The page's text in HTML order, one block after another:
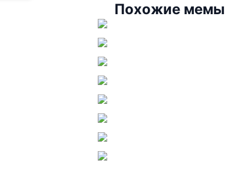
Похожие мемы